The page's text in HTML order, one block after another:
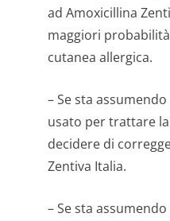
ad Amoxicillina
maggiori
cutanea allergica.
– Se sta
usato per trattare
decidere di
Zentiva Italia.
– Se sta